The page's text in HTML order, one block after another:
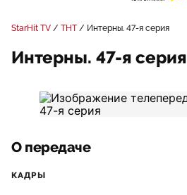
StarHit TV ТНТ Интерны. 47-я серия
Интерны. 47-я серия
О передаче
КАДРЫ